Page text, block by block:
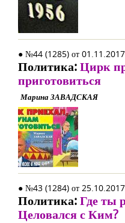
● №44 (1285) от 01.11.2017
Политика:Цирк
приготовиться
Марина ЗАВАДСКАЯ
● №43 (1284) от 25.10.2017
Политика:Где ты
Целовался с Ким?